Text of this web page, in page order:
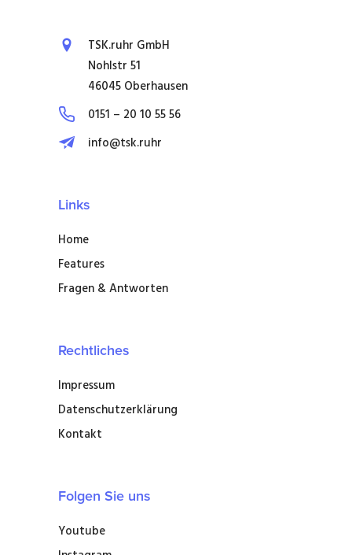
TSK.ruhr GmbH
Nohlstr 51
46045 Oberhausen
0151 – 20 10 55 56
info@tsk.ruhr
Links
Home
Features
Fragen & Antworten
Rechtliches
Impressum
Datenschutzerklärung
Kontakt
Folgen Sie uns
Youtube